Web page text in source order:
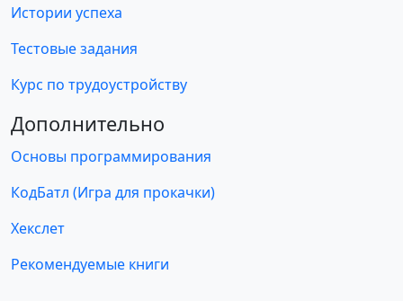
Истории успеха
Тестовые задания
Курс по трудоустройству
Дополнительно
Основы программирования
КодБатл (Игра для прокачки)
Хекслет
Рекомендуемые книги